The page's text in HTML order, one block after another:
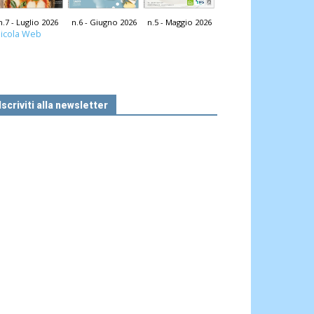
- Luglio 2026 n.6 - Giugno 2026 n.5 - Maggio 2026
Web
alla newsletter